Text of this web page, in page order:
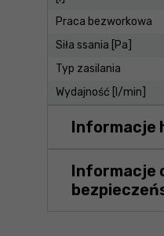
Praca bezworkowa
Siła ssania [Pa]
Typ zasilania
Wydajność [l/min]
Informacje
Informacje